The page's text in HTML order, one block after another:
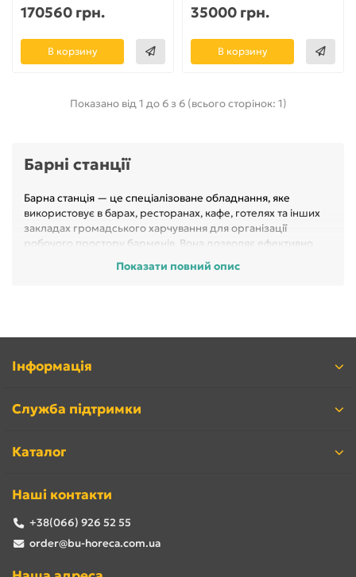
170560 грн.
В корзину
35000 грн.
В корзину
Показано від 1 до 6 з 6 (всього сторінок: 1)
Барні станції
Барна станція — це спеціалізоване обладнання, яке
використовує в барах, ресторанах, кафе, готелях та інших
закладах громадського харчування для організації
робочого простору барменів. Вона дозволяє ефективно
зберігати, готувати та подавати напої, а також працювати з
алкоголем і коктейлями. Барна станція включає в себе
зручної та високоякісної роботи барменів, що дозволяє
Показати повний опис
Інформація
Служба підтримки
Каталог
Наші контакти
+38(066) 926 52 55
order@bu-horeca.com.ua